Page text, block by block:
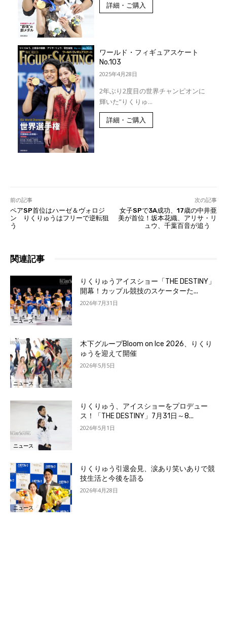
詳細・ご購入
ワールド・フィギュアスケート
No.103
2025年4月28日
2年ぶり2度目の世界チャンピオンに
輝いた”りくりゅ...
詳細・ご購入
前の記事
ペアSP首位はハーゼ＆ヴォロジ
ン りくりゅうはフリーで逆転狙
う
次の記事
女子SPで3A成功、17歳の中井亜
美が首位！坂本花織、アリサ・リ
ュウ、千葉百音が追う
関連記事
ニュース
りくりゅうアイスショー「THE DESTINY」
開幕！カップル競技のスケーターた...
2026年7月31日
ニュース
木下グループBloom on Ice 2026、りくり
ゅうを迎えて開催
2026年5月5日
ニュース
りくりゅう、アイスショーをプロデュー
ス！「THE DESTINY」7月31日～8...
2026年5月1日
ニュース
りくりゅう引退会見、涙あり笑いありで競
技生活と今後を語る
2026年4月28日